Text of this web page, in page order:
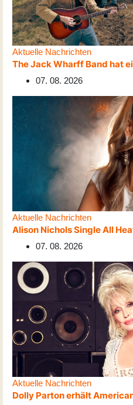
Aktuelle Nachrichten
The Jack Wharff Band hat
07. 08. 2026
Aktuelle Nachrichten
Alison Nichols Single All
07. 08. 2026
Aktuelle Nachrichten
Dolly Parton erhält